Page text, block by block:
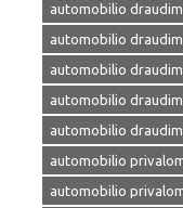
automobilio
automobilio
automobilio
automobilio
automobilio
automobilio
automobilio